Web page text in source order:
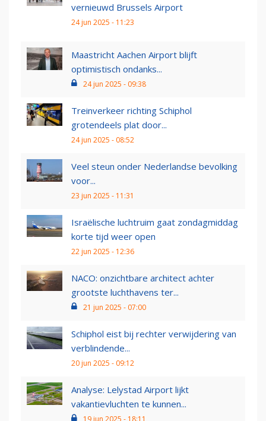
vernieuwd Brussels Airport
24 jun 2025 - 11:23
Maastricht Aachen Airport blijft
optimistisch ondanks...
24 jun 2025 - 09:38
Treinverkeer richting Schiphol
grotendeels plat door...
24 jun 2025 - 08:52
Veel steun onder Nederlandse bevolking
voor...
23 jun 2025 - 11:31
Israëlische luchtruim gaat zondagmiddag
korte tijd weer open
22 jun 2025 - 12:36
NACO: onzichtbare architect achter
grootste luchthavens ter...
21 jun 2025 - 07:00
Schiphol eist bij rechter verwijdering van
verblindende...
20 jun 2025 - 09:12
Analyse: Lelystad Airport lijkt
vakantievluchten te kunnen...